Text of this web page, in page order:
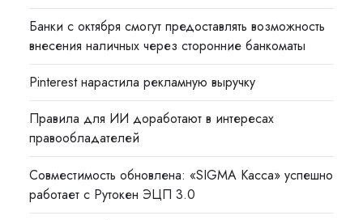
Банки с октября смогут предоставлять возможность
внесения наличных через сторонние банкоматы
Pinterest нарастила рекламную выручку
Правила для ИИ доработают в интересах
правообладателей
Совместимость обновлена: «SIGMA Касса» успешно
работает с Рутокен ЭЦП 3.0